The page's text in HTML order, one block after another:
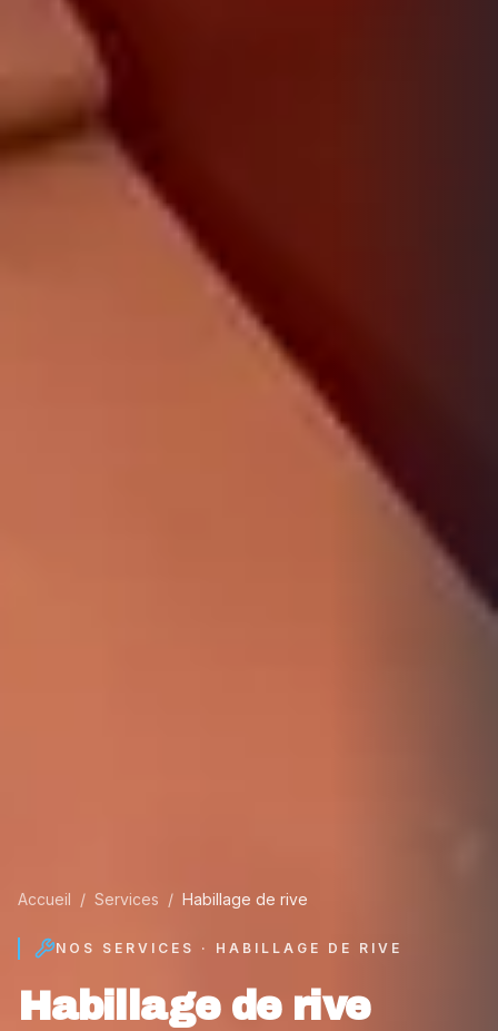
Accueil / Services / Habillage de rive
NOS SERVICES · HABILLAGE DE RIVE
Habillage de rive